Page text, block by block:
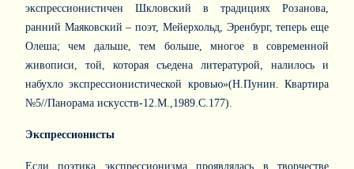
экспрессионистичен Шкловский в традициях Розанова,
ранний Маяковский – поэт, Мейерхольд, Эренбург, теперь еще
Олеша; чем дальше, тем больше, многое в современной
живописи, той, которая съедена литературой, налилось и
набухло экспрессионистической кровью»(Н.Пунин. Квартира
№5//Панорама искусств-12.М.,1989.С.177).
Экспрессионисты
Если поэтика экспрессионизма проявлялась в творчестве